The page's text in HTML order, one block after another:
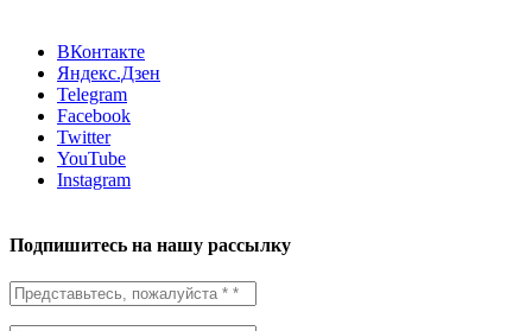
ВКонтакте
Яндекс.Дзен
Telegram
Facebook
Twitter
YouTube
Instagram
Подпишитесь на нашу рассылку